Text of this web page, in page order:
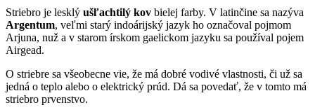
Striebro je lesklý ušľachtilý kov bielej farby. V latinčine sa nazýva
Argentum, veľmi starý indoárijský jazyk ho označoval pojmom
Arjuna, nuž a v starom írskom gaelickom jazyku sa používal pojem
Airgead.
O striebre sa všeobecne vie, že má dobré vodivé vlastnosti, či už sa
jedná o teplo alebo o elektrický prúd. Dá sa povedať, že v tomto má
striebro prvenstvo.